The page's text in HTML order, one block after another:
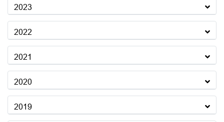
2023
2022
2021
2020
2019